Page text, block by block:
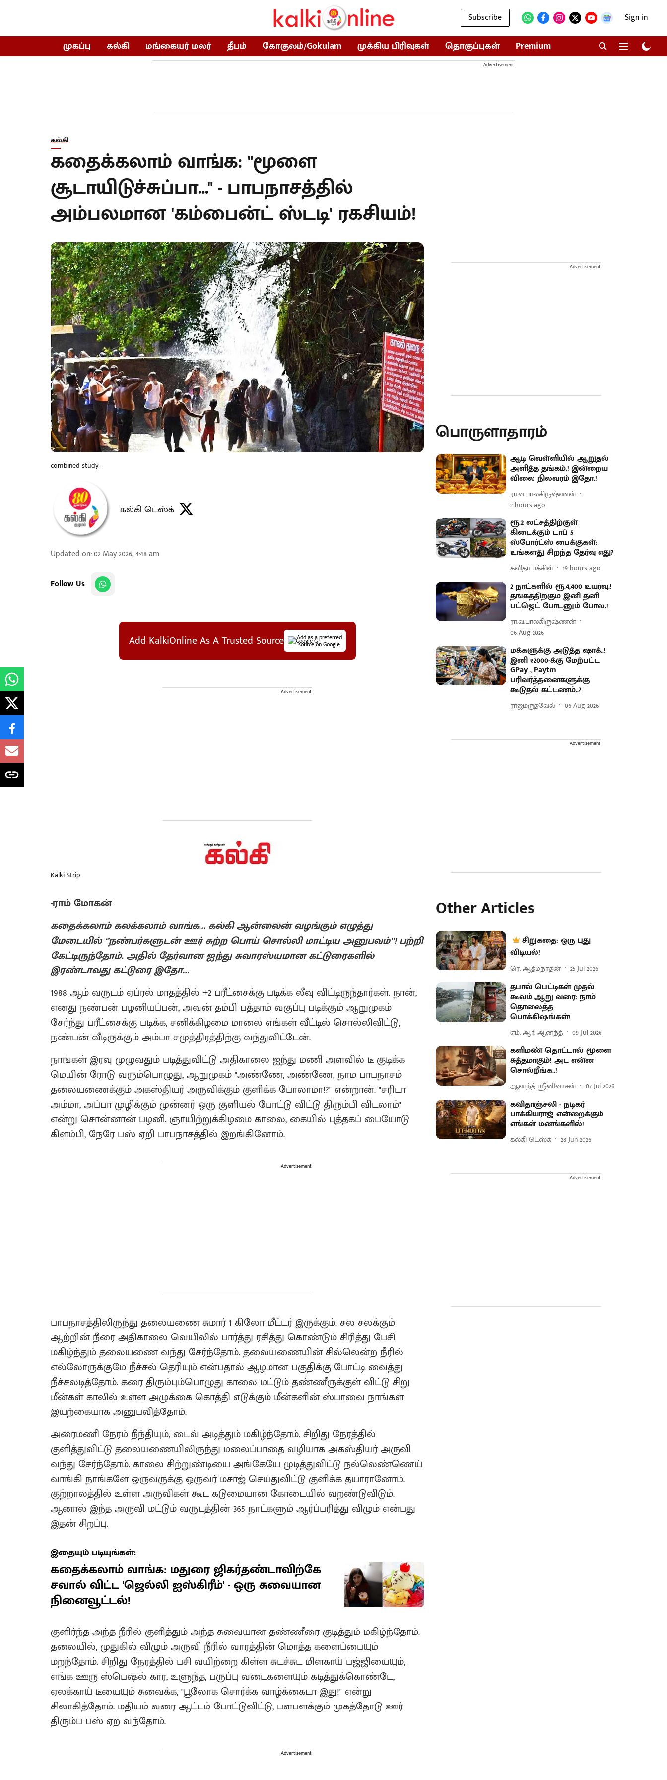
Subscribe Sign in
முகப்பு கல்கி மங்கையர் மலர் தீபம் கோகுலம்/Gokulam முக்கிய பிரிவுகள் தொகுப்புகள் Premium
Advertisement
கல்கி
கதைக்கலாம் வாங்க: "மூளை
சூடாயிடுச்சுப்பா..." - பாபநாசத்தில்
அம்பலமான 'கம்பைன்ட் ஸ்டடி' ரகசியம்!
combined-study-
கல்கி டெஸ்க்
Updated on:02 May 2026, 4:48 am
Follow Us
Add KalkiOnline As A Trusted Source Add as a preferred
source on Google
Advertisement
Kalki Strip
-ராம் மோகன்
கதைக்கலாம் கலக்கலாம் வாங்க… கல்கி ஆன்லைன் வழங்கும் எழுத்து
மேடையில் ‘’நண்பர்களுடன் ஊர் சுற்ற பொய் சொல்லி மாட்டிய அனுபவம்’’! பற்றி
கேட்டிருந்தோம். அதில் தேர்வான ஐந்து சுவாரஸ்யமான கட்டுரைகளில்
இரண்டாவது கட்டுரை இதோ…
1988 ஆம் வருடம் ஏப்ரல் மாதத்தில் +2 பரீட்சைக்கு படிக்க லீவு விட்டிருந்தார்கள். நான்,
எனது நண்பன் பழனியப்பன், அவன் தம்பி பத்தாம் வகுப்பு படிக்கும் ஆறுமுகம்
சேர்ந்து பரீட்சைக்கு படிக்க, சனிக்கிழமை மாலை எங்கள் வீட்டில் சொல்லிவிட்டு,
நண்பன் வீடிருக்கும் அம்பா சமுத்திரத்திற்கு வந்துவிட்டேன்.
நாங்கள் இரவு முழுவதும் படித்துவிட்டு அதிகாலை ஐந்து மணி அளவில் டீ குடிக்க
மெயின் ரோடு வரும்பொழுது, ஆறுமுகம் "அண்ணே, அண்ணே, நாம பாபநாசம்
தலையணைக்கும் அகஸ்தியர் அருவிக்கும் குளிக்க போலாமா!?" என்றான். "சரிடா
அம்மா, அப்பா முழிக்கும் முன்னர் ஒரு குளியல் போட்டு விட்டு திரும்பி விடலாம்"
என்று சொன்னான் பழனி. ஞாயிற்றுக்கிழமை காலை, கையில் புத்தகப் பையோடு
கிளம்பி, நேரே பஸ் ஏறி பாபநாசத்தில் இறங்கினோம்.
Advertisement
பாபநாசத்திலிருந்து தலையணை சுமார் 1 கிலோ மீட்டர் இருக்கும். சல சலக்கும்
ஆற்றின் நீரை அதிகாலை வெயிலில் பார்த்து ரசித்து கொண்டும் சிரித்து பேசி
மகிழ்ந்தும் தலையணை வந்து சேர்ந்தோம். தலையணையின் சில்லென்ற நீரில்
எல்லோருக்குமே நீச்சல் தெரியும் என்பதால் ஆழமான பகுதிக்கு போட்டி வைத்து
நீச்சலடித்தோம். கரை திரும்பும்பொழுது காலை மட்டும் தண்ணீருக்குள் விட்டு சிறு
மீன்கள் காலில் உள்ள அழுக்கை கொத்தி எடுக்கும் மீன்களின் ஸ்பாவை நாங்கள்
இயற்கையாக அனுபவித்தோம்.
அரைமணி நேரம் நீந்தியும், டைவ் அடித்தும் மகிழ்ந்தோம். சிறிது நேரத்தில்
குளித்துவிட்டு தலையணையிலிருந்து மலைப்பாதை வழியாக அகஸ்தியர் அருவி
வந்து சேர்ந்தோம். காலை சிற்றுண்டியை அங்கேயே முடித்துவிட்டு நல்லெண்ணெய்
வாங்கி நாங்களே ஒருவருக்கு ஒருவர் மசாஜ் செய்துவிட்டு குளிக்க தயாரானோம்.
குற்றாலத்தில் உள்ள அருவிகள் கூட கடுமையான கோடையில் வறண்டுவிடும்.
ஆனால் இந்த அருவி மட்டும் வருடத்தின் 365 நாட்களும் ஆர்ப்பரித்து விழும் என்பது
இதன் சிறப்பு.
இதையும் படியுங்கள்:
கதைக்கலாம் வாங்க: மதுரை ஜிகர்தண்டாவிற்கே
சவால் விட்ட 'ஜெல்லி ஐஸ்கிரீம்' - ஒரு சுவையான
நினைவூட்டல்!
குளிர்ந்த அந்த நீரில் குளித்தும் அந்த சுவையான தண்ணீரை குடித்தும் மகிழ்ந்தோம்.
தலையில், முதுகில் விழும் அருவி நீரில் வாரத்தின் மொத்த களைப்பையும்
மறந்தோம். சிறிது நேரத்தில் பசி வயிற்றை கிள்ள சுடச்சுட மிளகாய் பஜ்ஜியையும்,
எங்க ஊரு ஸ்பெஷல் கார, உளுந்த, பருப்பு வடைகளையும் கடித்துக்கொண்டே,
ஏலக்காய் டீயையும் சுவைக்க, "பூலோக சொர்க்க வாழ்க்கைடா இது!" என்று
சிலாகித்தோம். மதியம் வரை ஆட்டம் போட்டுவிட்டு, பளபளக்கும் முகத்தோடு ஊர்
திரும்ப பஸ் ஏற வந்தோம்.
Advertisement
Advertisement
பொருளாதாரம்
ஆடி வெள்ளியில் ஆறுதல்
அளித்த தங்கம்.! இன்றைய
விலை நிலவரம் இதோ.!
ரா.வ.பாலகிருஷ்ணன்
2 hours ago
ரூ.2 லட்சத்திற்குள்
கிடைக்கும் டாப் 5
ஸ்போர்ட்ஸ் பைக்குகள்:
உங்களது சிறந்த தேர்வு எது?
கவிதா பக்கிள் 19 hours ago
2 நாட்களில் ரூ.4,400 உயர்வு.!
தங்கத்திற்கும் இனி தனி
பட்ஜெட் போடனும் போல.!
ரா.வ.பாலகிருஷ்ணன்
06 Aug 2026
மக்களுக்கு அடுத்த ஷாக்..!
இனி ₹2000-க்கு மேற்பட்ட
GPay , Paytm
பரிவர்த்தனைகளுக்கு
கூடுதல் கட்டணம்..?
ராஜமருதவேல் 06 Aug 2026
Advertisement
Other Articles
சிறுகதை: ஒரு புது
விடியல்!
ரெ. ஆத்மநாதன் 25 Jul 2026
தபால் பெட்டிகள் முதல்
கூவம் ஆறு வரை: நாம்
தொலைத்த
பொக்கிஷங்கள்!
எம். ஆர். ஆனந்த் 09 Jul 2026
களிமண் தொட்டால் மூளை
சுத்தமாகும்! அட என்ன
சொல்றீங்க..!
ஆனந்த் ஸ்ரீனிவாசன் 07 Jul 2026
கவிதாஞ்சலி - நடிகர்
பாக்கியராஜ் என்றைக்கும்
எங்கள் மனங்களில்!
கல்கி டெஸ்க் 28 Jun 2026
Advertisement